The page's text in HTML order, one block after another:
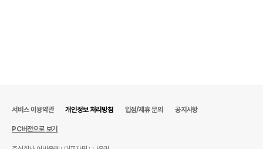
서비스 이용약관 개인정보 처리방침 입점/제휴 문의 공지사항
PC버전으로 보기